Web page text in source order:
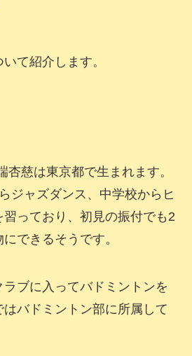
て紹介します。
杏慈は東京都で生まれます。
ジャズダンス、中学校からヒ
習っており、初見の振付でも2
できるそうです。
ブに入ってバドミントンを
バドミントン部に所属して